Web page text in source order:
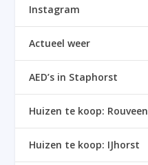
Instagram
Actueel weer
AED’s in Staphorst
Huizen te koop: Rouveen
Huizen te koop: IJhorst